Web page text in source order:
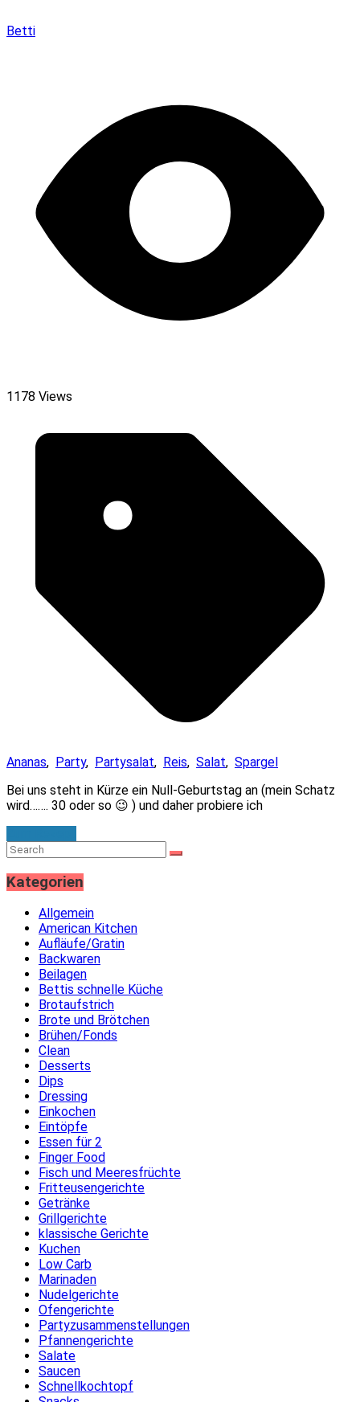
Betti
1178 Views
Ananas, Party, Partysalat, Reis, Salat, Spargel
Bei uns steht in Kürze ein Null-Geburtstag an (mein Schatz
wird……. 30 oder so 😉 ) und daher probiere ich
Kategorien
Allgemein
American Kitchen
Aufläufe/Gratin
Backwaren
Beilagen
Bettis schnelle Küche
Brotaufstrich
Brote und Brötchen
Brühen/Fonds
Clean
Desserts
Dips
Dressing
Einkochen
Eintöpfe
Essen für 2
Finger Food
Fisch und Meeresfrüchte
Fritteusengerichte
Getränke
Grillgerichte
klassische Gerichte
Kuchen
Low Carb
Marinaden
Nudelgerichte
Ofengerichte
Partyzusammenstellungen
Pfannengerichte
Salate
Saucen
Schnellkochtopf